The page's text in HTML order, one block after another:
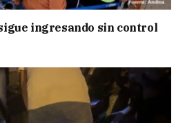
ingresando sin control